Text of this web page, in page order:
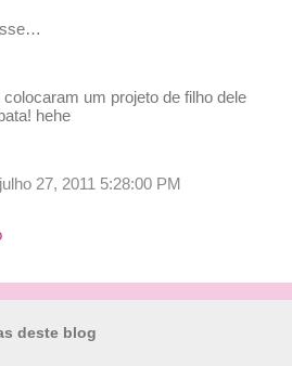
um projeto de filho dele
hehe
27, 2011 5:28:00 PM
deste blog